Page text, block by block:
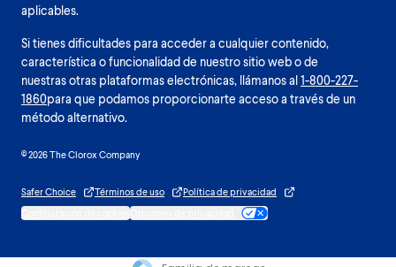
aplicables.
Si tienes dificultades para acceder a cualquier contenido,
característica o funcionalidad de nuestro sitio web o de
nuestras otras plataformas electrónicas, llámanos al1-800-227-
1860para que podamos proporcionarte acceso a través de un
método alternativo.
© 2026 The Clorox Company
Safer Choice Términos de uso
Política de privacidad
Configuración de cookiesOpciones de privacidad